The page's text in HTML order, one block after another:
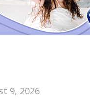
9, 2026